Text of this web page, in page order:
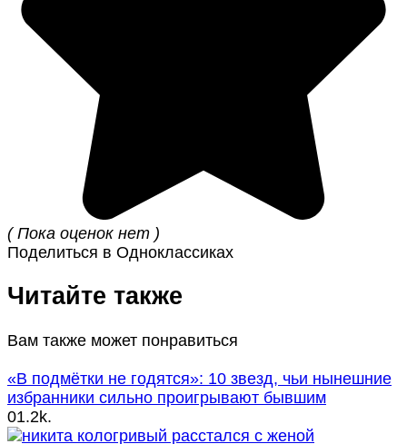
( Пока оценок нет )
Поделиться в Одноклассиках
Читайте также
Вам также может понравиться
«В подмётки не годятся»: 10 звезд, чьи нынешние
избранники сильно проигрывают бывшим
01.2k.